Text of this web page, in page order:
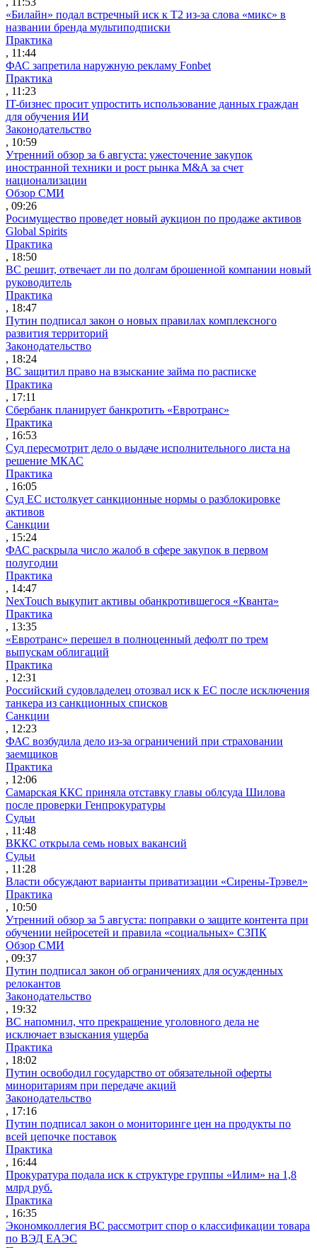
«Билайн» подал встречный иск к Т2 из-за слова «микс» в
названии бренда мультиподписки
Практика
, 11:44
ФАС запретила наружную рекламу Fonbet
Практика
, 11:23
IT-бизнес просит упростить использование данных граждан
для обучения ИИ
Законодательство
, 10:59
Утренний обзор за 6 августа: ужесточение закупок
иностранной техники и рост рынка M&A за счет
национализации
Обзор СМИ
, 09:26
Росимущество проведет новый аукцион по продаже активов
Global Spirits
Практика
, 18:50
ВС решит, отвечает ли по долгам брошенной компании новый
руководитель
Практика
, 18:47
Путин подписал закон о новых правилах комплексного
развития территорий
Законодательство
, 18:24
ВС защитил право на взыскание займа по расписке
Практика
, 17:11
Сбербанк планирует банкротить «Евротранс»
Практика
, 16:53
Суд пересмотрит дело о выдаче исполнительного листа на
решение МКАС
Практика
, 16:05
Суд ЕС истолкует санкционные нормы о разблокировке
активов
Санкции
, 15:24
ФАС раскрыла число жалоб в сфере закупок в первом
полугодии
Практика
, 14:47
NexTouch выкупит активы обанкротившегося «Кванта»
Практика
, 13:35
«Евротранс» перешел в полноценный дефолт по трем
выпускам облигаций
Практика
, 12:31
Российский судовладелец отозвал иск к ЕС после исключения
танкера из санкционных списков
Санкции
, 12:23
ФАС возбудила дело из-за ограничений при страховании
заемщиков
Практика
, 12:06
Самарская ККС приняла отставку главы облсуда Шилова
после проверки Генпрокуратуры
Судьи
, 11:48
ВККС открыла семь новых вакансий
Судьи
, 11:28
Власти обсуждают варианты приватизации «Сирены-Трэвел»
Практика
, 10:50
Утренний обзор за 5 августа: поправки о защите контента при
обучении нейросетей и правила «социальных» СЗПК
Обзор СМИ
, 09:37
Путин подписал закон об ограничениях для осужденных
релокантов
Законодательство
, 19:32
ВС напомнил, что прекращение уголовного дела не
исключает взыскания ущерба
Практика
, 18:02
Путин освободил государство от обязательной оферты
миноритариям при передаче акций
Законодательство
, 17:16
Путин подписал закон о мониторинге цен на продукты по
всей цепочке поставок
Практика
, 16:44
Прокуратура подала иск к структуре группы «Илим» на 1,8
млрд руб.
Практика
, 16:35
Экономколлегия ВС рассмотрит спор о классификации товара
по ВЭД ЕАЭС